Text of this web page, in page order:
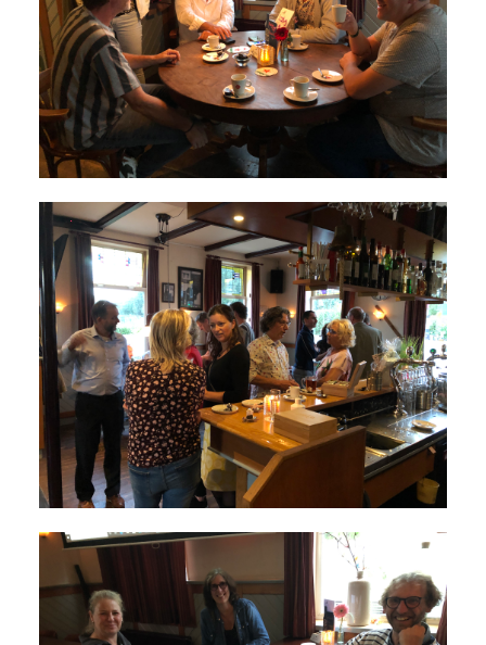
Bezoek Aan Mike Van Bemmelen
2025-01-02 Van De Voorzitter
Bezoek Aan Swetterhage
Winkeltijden Verruimd
Ontbijt Bij De Buren In Leiderdorp!
Geslaagde Ledendag!
2024-05-15 Bestuursvergadering
Verslag Van ALV 2024
Nieuwjaarsreceptie In Sfeer
Prachtige (leden-)dag 2023
Mooi Bezoek Aan Mulder Shipyard